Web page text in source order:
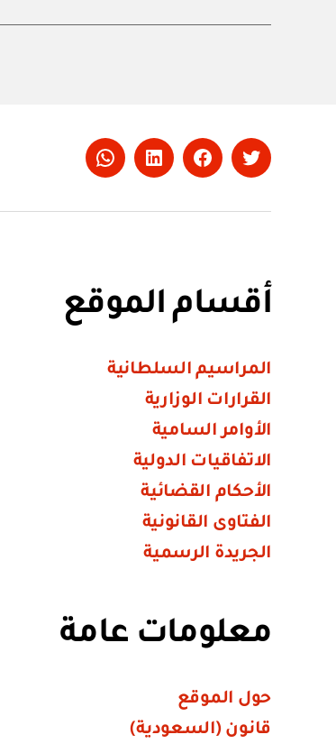
Twitter
Facebook
LinkedIn
Whatsapp
أقسام الموقع
المراسيم السلطانية
القرارات الوزارية
الأوامر السامية
الاتفاقيات الدولية
الأحكام القضائية
الفتاوى القانونية
الجريدة الرسمية
معلومات عامة
حول الموقع
قانون (السعودية)